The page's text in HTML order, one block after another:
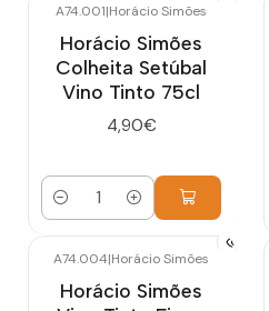
A74.001|Horácio Simões
Horácio Simões
Colheita Setúbal
Vino Tinto 75cl
4,90€
Cantidad
A74.004|Horácio Simões
Horácio Simões